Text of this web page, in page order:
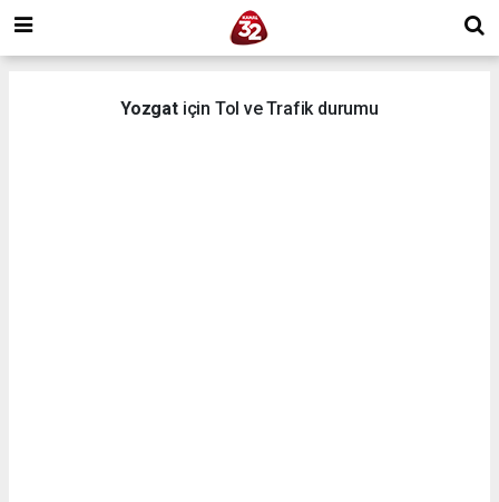
Yozgat için Tol ve Trafik durumu